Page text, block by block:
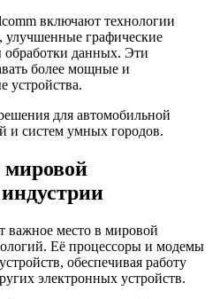
включают технологии
улучшенные графические
обработки данных. Эти
более мощные и
устройства.
для автомобильной
и систем умных городов.
мировой
важное место в мировой
Её процессоры и модемы
обеспечивая работу
электронных устройств.